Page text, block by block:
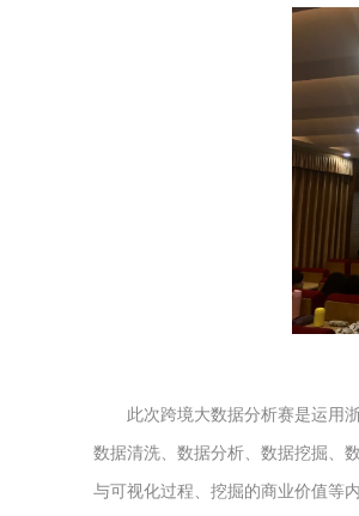
此次跨境大数据分析赛是运用
数据清洗、数据分析、数据挖掘、
与可视化过程、挖掘的商业价值等